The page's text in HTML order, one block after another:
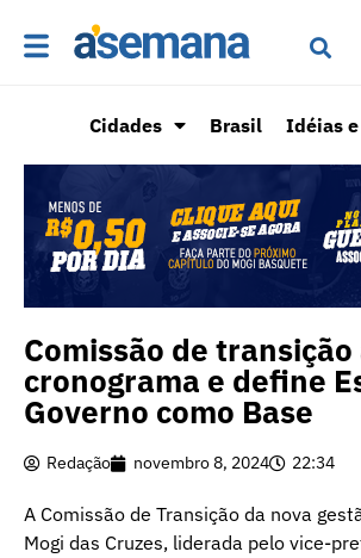
Cidades Brasil Idéias
Comissão de
cronograma e define
Governo como Base
Redação novembro 8, 2024 22:34
A Comissão de Transição da nova
Mogi das Cruzes, liderada pelo vice-